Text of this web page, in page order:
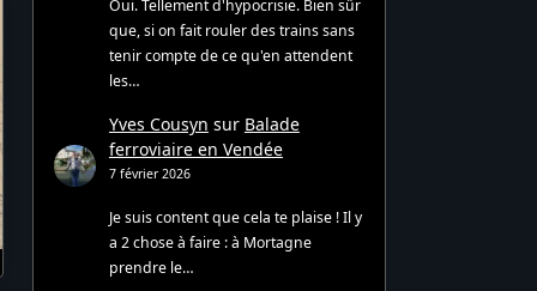
Oui. Tellement d'hypocrisie. Bien sûr
que, si on fait rouler des trains sans
tenir compte de ce qu'en attendent
les…
Yves Cousyn sur Balade
ferroviaire en Vendée
7 février 2026
Je suis content que cela te plaise ! Il y
a 2 chose à faire : à Mortagne
prendre le…